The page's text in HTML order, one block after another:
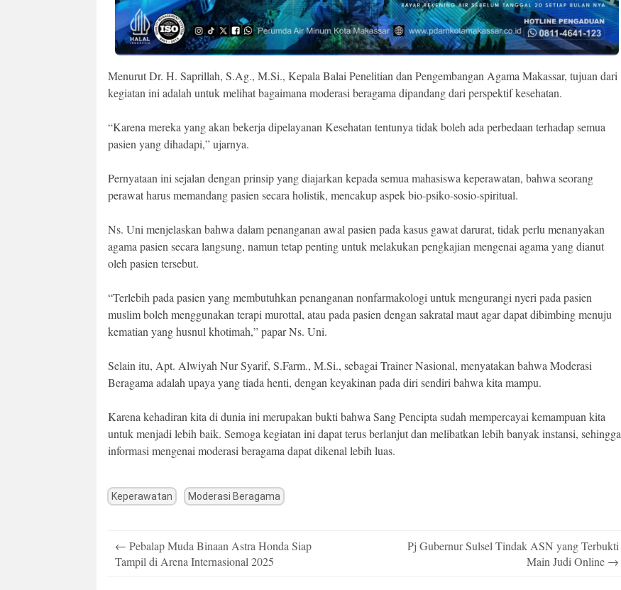
Menurut Dr. H. Saprillah, S.Ag., M.Si., Kepala Balai Penelitian dan Pengembangan Agama Makassar, tujuan dari
kegiatan ini adalah untuk melihat bagaimana moderasi beragama dipandang dari perspektif kesehatan.
“Karena mereka yang akan bekerja dipelayanan Kesehatan tentunya tidak boleh ada perbedaan terhadap semua
pasien yang dihadapi,” ujarnya.
Pernyataan ini sejalan dengan prinsip yang diajarkan kepada semua mahasiswa keperawatan, bahwa seorang
perawat harus memandang pasien secara holistik, mencakup aspek bio-psiko-sosio-spiritual.
Ns. Uni menjelaskan bahwa dalam penanganan awal pasien pada kasus gawat darurat, tidak perlu menanyakan
agama pasien secara langsung, namun tetap penting untuk melakukan pengkajian mengenai agama yang dianut
oleh pasien tersebut.
“Terlebih pada pasien yang membutuhkan penanganan nonfarmakologi untuk mengurangi nyeri pada pasien
muslim boleh menggunakan terapi murottal, atau pada pasien dengan sakratal maut agar dapat dibimbing menuju
kematian yang husnul khotimah,” papar Ns. Uni.
Selain itu, Apt. Alwiyah Nur Syarif, S.Farm., M.Si., sebagai Trainer Nasional, menyatakan bahwa Moderasi
Beragama adalah upaya yang tiada henti, dengan keyakinan pada diri sendiri bahwa kita mampu.
Karena kehadiran kita di dunia ini merupakan bukti bahwa Sang Pencipta sudah mempercayai kemampuan kita
untuk menjadi lebih baik. Semoga kegiatan ini dapat terus berlanjut dan melibatkan lebih banyak instansi, sehingga
informasi mengenai moderasi beragama dapat dikenal lebih luas.
Keperawatan Moderasi Beragama
navigation
← Pebalap Muda Binaan Astra Honda Siap
Tampil di Arena Internasional 2025
Pj Gubernur Sulsel Tindak ASN yang Terbukti
Main Judi Online →